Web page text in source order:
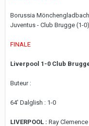
Borussia
Juventus - Club Brugge (1-
FINALE
Liverpool 1-0 Club
Buteur :
64' Dalglish : 1-0
LIVERPOOL : Ray